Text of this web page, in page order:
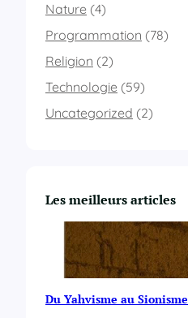
Nature (4)
Programmation (78)
Religion (2)
Technologie (59)
Uncategorized (2)
Les meilleurs articles
Du Yahvisme au Sionisme